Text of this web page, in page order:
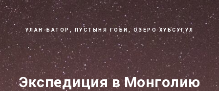
УЛАН-БАТОР, ПУСТЫНЯ ГОБИ, ОЗЕРО ХУБСУГУЛ
Экспедиция в Монголию